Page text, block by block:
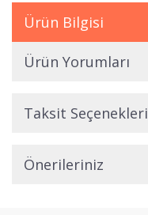
Ürün Bilgisi
Ürün Yorumları
Taksit Seçenekleri
Önerileriniz